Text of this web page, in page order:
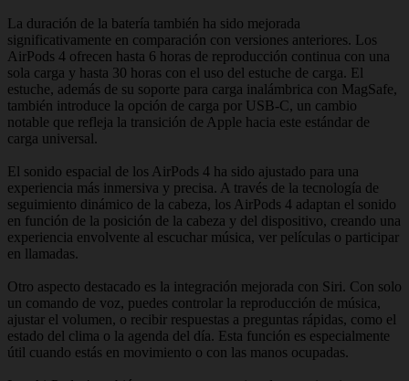
La duración de la batería también ha sido mejorada
significativamente en comparación con versiones anteriores. Los
AirPods 4 ofrecen hasta 6 horas de reproducción continua con una
sola carga y hasta 30 horas con el uso del estuche de carga. El
estuche, además de su soporte para carga inalámbrica con MagSafe,
también introduce la opción de carga por USB-C, un cambio
notable que refleja la transición de Apple hacia este estándar de
carga universal.
El sonido espacial de los AirPods 4 ha sido ajustado para una
experiencia más inmersiva y precisa. A través de la tecnología de
seguimiento dinámico de la cabeza, los AirPods 4 adaptan el sonido
en función de la posición de la cabeza y del dispositivo, creando una
experiencia envolvente al escuchar música, ver películas o participar
en llamadas.
Otro aspecto destacado es la integración mejorada con Siri. Con solo
un comando de voz, puedes controlar la reproducción de música,
ajustar el volumen, o recibir respuestas a preguntas rápidas, como el
estado del clima o la agenda del día. Esta función es especialmente
útil cuando estás en movimiento o con las manos ocupadas.